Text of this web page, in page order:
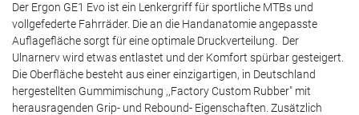
Der Ergon GE1 Evo ist ein Lenkergriff für sportliche MTBs und
vollgefederte Fahrräder. Die an die Handanatomie angepasste
Auflagefläche sorgt für eine optimale Druckverteilung. Der
Ulnarnerv wird etwas entlastet und der Komfort spürbar gesteigert.
Die Oberfläche besteht aus einer einzigartigen, in Deutschland
hergestellten Gummimischung ,,Factory Custom Rubber" mit
herausragenden Grip- und Rebound- Eigenschaften. Zusätzlich